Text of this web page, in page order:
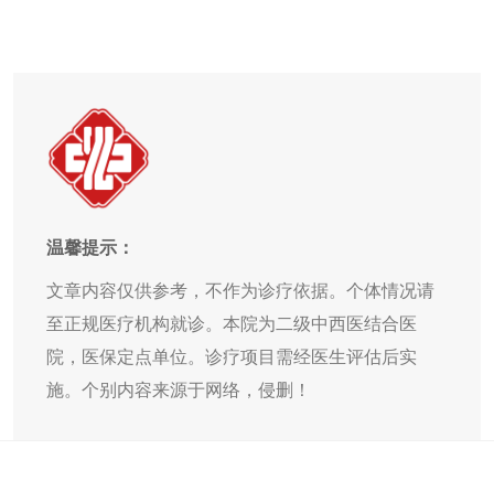
温馨提示：
文章内容仅供参考，不作为诊疗依据。个体情况请
至正规医疗机构就诊。本院为二级中西医结合医
院，医保定点单位。诊疗项目需经医生评估后实
施。个别内容来源于网络，侵删！